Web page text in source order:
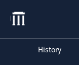
History